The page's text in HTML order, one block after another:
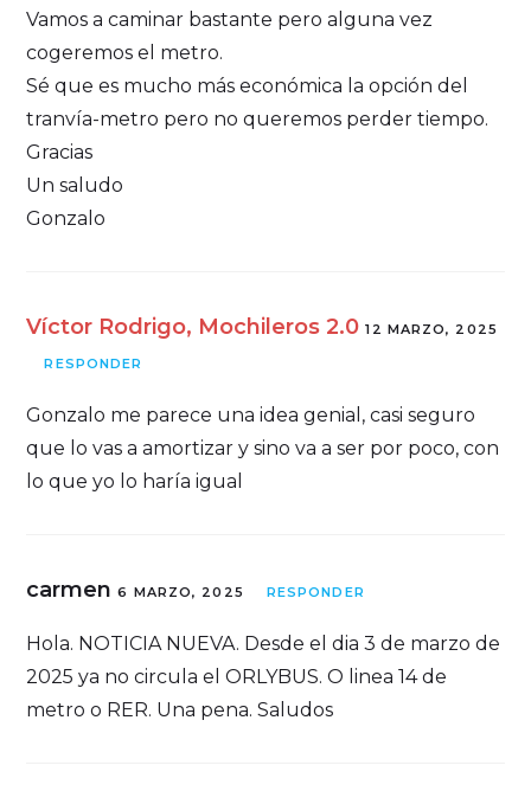
Vamos a caminar bastante pero alguna vez
cogeremos el metro.
Sé que es mucho más económica la opción del
tranvía-metro pero no queremos perder tiempo.
Gracias
Un saludo
Gonzalo
Víctor Rodrigo, Mochileros 2.0 12 MARZO, 2025
RESPONDER
Gonzalo me parece una idea genial, casi seguro
que lo vas a amortizar y sino va a ser por poco, con
lo que yo lo haría igual
carmen6 MARZO, 2025 RESPONDER
Hola. NOTICIA NUEVA. Desde el dia 3 de marzo de
2025 ya no circula el ORLYBUS. O linea 14 de
metro o RER. Una pena. Saludos